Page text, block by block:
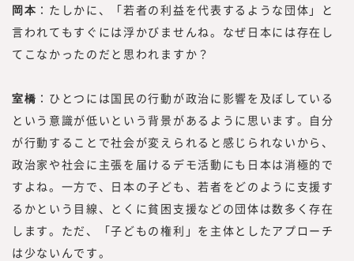
要があります。われわれ自身も「挑戦者」で
あり続け、企画する内容、集める情報、発信
する情報と、10年先、20年先を見据えた、
と考えています。
岡本 ：たしかに、「若者の利益を代表するような団体」と
言われてもすぐには浮かびませんね。なぜ日本には存在し
てこなかったのだと思われますか？
室橋 ：ひとつには国民の行動が政治に影響を及ぼしている
という意識が低いという背景があるように思います。自分
が行動することで社会が変えられると感じられないから、
政治家や社会に主張を届けるデモ活動にも日本は消極的で
すよね。一方で、日本の子ども、若者をどのように支援す
るかという目線、とくに貧困支援などの団体は数多く存在
します。ただ、「子どもの権利」を主体としたアプローチ
は少ないんです。